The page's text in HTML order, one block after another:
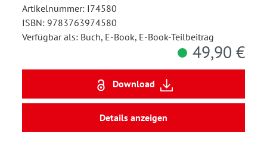
Artikelnummer: I74580
ISBN: 9783763974580
Verfügbar als: Buch, E-Book, E-Book-Teilbeitrag
49,90 €
Download
Details anzeigen